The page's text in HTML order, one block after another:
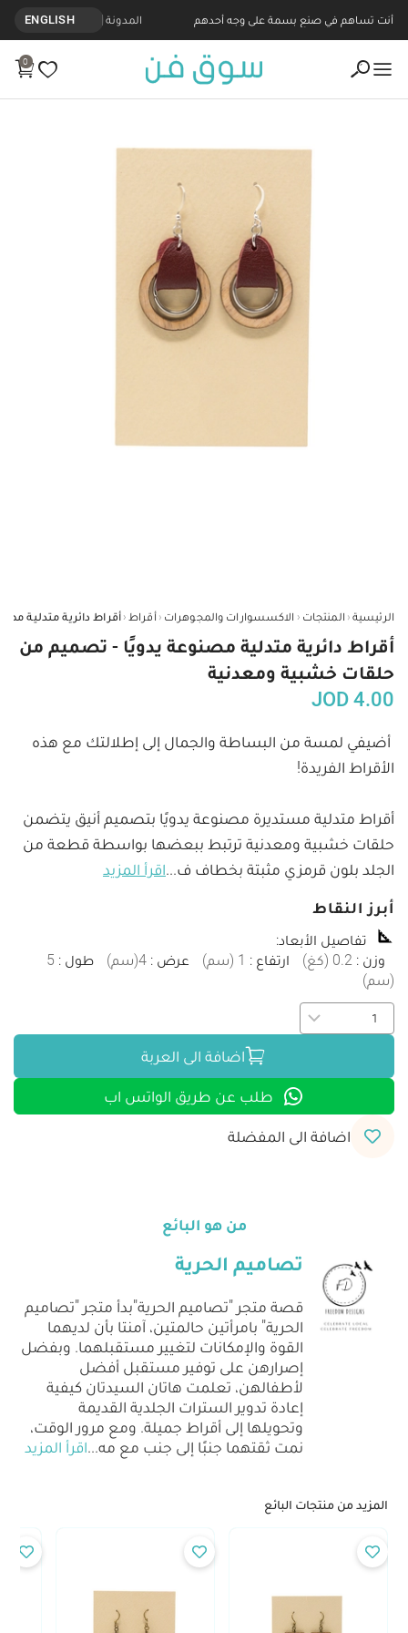
أنت تساهم في صنع بسمة على وجه أحدهم المدونة ENGLISH
0
الرئيسية ‹ المنتجات ‹ الاكسسوارات والمجوهرات ‹ أقراط ‹
أقراط دائرية متدلية مصنوعة يدويًا - تصميم من
حلقات خشبية ومعدنية
JOD4.00
أضيفي لمسة من البساطة والجمال إلى إطلالتك مع هذه
أقراط متدلية مستديرة مصنوعة يدويًا بتصميم أنيق يتضمن
حلقات خشبية ومعدنية ترتبط ببعضها بواسطة قطعة من
الجلد بلون قرمزي مثبتة بخطاف ف...اقرأ المزيد
أبرز النقاط
تفاصيل الأبعاد:
وزن :
0.2
(كغ) ارتفاع :
1
(سم) عرض :
4
(سم) طول :
5
(سم)
اضافة الى العربة
طلب عن طريق الواتس اب
اضافة الى المفضلة
من هو البائع
تصاميم الحرية
قصة متجر "تصاميم الحرية"بدأ متجر "تصاميم
الحرية" بامرأتين حالمتين، آمنتا بأن لديهما
القوة والإمكانات لتغيير مستقبلهما. وبفضل
إصرارهن على توفير مستقبل أفضل
لأطفالهن، تعلمت هاتان السيدتان كيفية
إعادة تدوير السترات الجلدية القديمة
وتحويلها إلى أقراط جميلة. ومع مرور الوقت،
نمت ثقتهما جنبًا إلى جنب مع مه...اقرأ المزيد
المزيد من منتجات البائع